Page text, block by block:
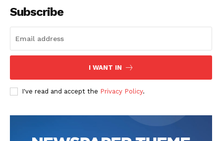
Subscribe
I WANT IN
I've read and accept the Privacy Policy.